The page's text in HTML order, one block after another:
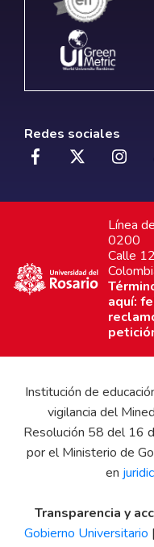
Redes sociales
Línea
0200
Calle
aquí:
Institución de
vigilancia del
Resolución 58 del 16
por el Ministerio de
en
Transparencia y
Gobierno Universitario |